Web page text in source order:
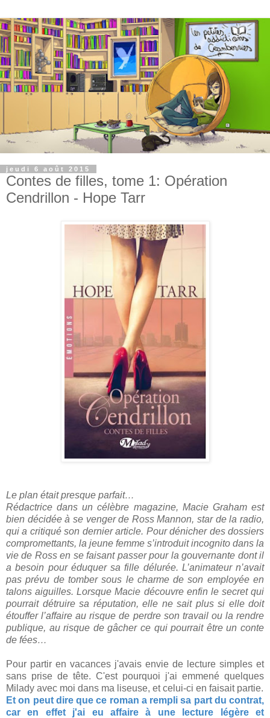
jeudi 6 août 2015
Contes de filles, tome 1: Opération
Cendrillon - Hope Tarr
Le plan était presque parfait…
Rédactrice dans un célèbre magazine, Macie Graham est
bien décidée à se venger de Ross Mannon, star de la radio,
qui a critiqué son dernier article. Pour dénicher des dossiers
compromettants, la jeune femme s’introduit incognito dans la
vie de Ross en se faisant passer pour la gouvernante dont il
a besoin pour éduquer sa fille délurée. L’animateur n’avait
pas prévu de tomber sous le charme de son employée en
talons aiguilles. Lorsque Macie découvre enfin le secret qui
pourrait détruire sa réputation, elle ne sait plus si elle doit
étouffer l’affaire au risque de perdre son travail ou la rendre
publique, au risque de gâcher ce qui pourrait être un conte
de fées…
Pour partir en vacances j'avais envie de lecture simples et
sans prise de tête. C'est pourquoi j'ai emmené quelques
Milady avec moi dans ma liseuse, et celui-ci en faisait partie.
Et on peut dire que ce roman a rempli sa part du contrat,
car en effet j'ai eu affaire à une lecture légère et